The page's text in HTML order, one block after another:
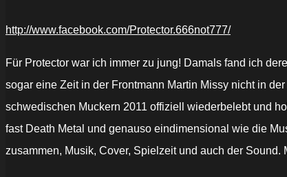
http://www.facebook.com/Protector.666not777/
Für Protector war ich immer zu jung! Damals fand ich
sogar eine Zeit in der Frontmann Martin Missy nicht in
schwedischen Muckern 2011 offiziell wiederbelebt und
fast Death Metal und genauso eindimensional wie die
zusammen, Musik, Cover, Spielzeit und auch der Sound.